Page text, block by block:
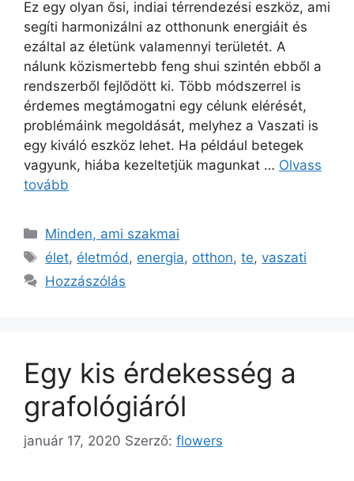
Ez egy olyan ősi, indiai térrendezési eszköz, ami
segíti harmonizálni az otthonunk energiáit és
ezáltal az életünk valamennyi területét. A
nálunk közismertebb feng shui szintén ebből a
rendszerből fejlődött ki. Több módszerrel is
érdemes megtámogatni egy célunk elérését,
problémáink megoldását, melyhez a Vaszati is
egy kiváló eszköz lehet. Ha például betegek
vagyunk, hiába kezeltetjük magunkat … Olvass
tovább
Minden, ami szakmai
élet, életmód , energia, otthon,te,vaszati
Hozzászólás
Egy kis érdekesség a
grafológiáról
január 17, 2020 Szerző: flowers